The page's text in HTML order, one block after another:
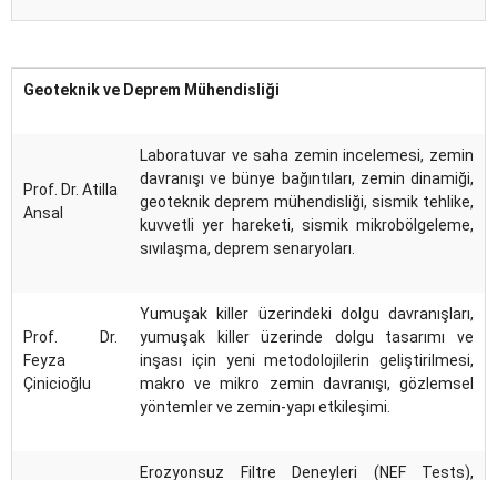
Geoteknik ve Deprem Mühendisliği
Prof. Dr. Atilla
Ansal
Laboratuvar ve saha zemin incelemesi, zemin
davranışı ve bünye bağıntıları, zemin dinamiği,
geoteknik deprem mühendisliği, sismik tehlike,
kuvvetli yer hareketi, sismik mikrobölgeleme,
sıvılaşma, deprem senaryoları.
Prof. Dr.
Feyza
Çinicioğlu
Yumuşak killer üzerindeki dolgu davranışları,
yumuşak killer üzerinde dolgu tasarımı ve
inşası için yeni metodolojilerin geliştirilmesi,
makro ve mikro zemin davranışı, gözlemsel
yöntemler ve zemin-yapı etkileşimi.
Erozyonsuz Filtre Deneyleri (NEF Tests),